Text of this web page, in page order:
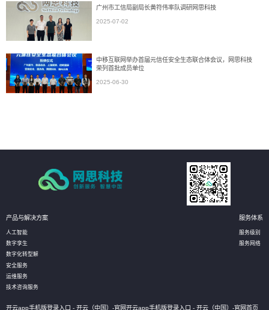
广州市工信局副局长黄符伟率队调研网思科技
2025-07-02
中移互联网举办首届元信任安全生态联合体会议，网思科技
荣列首批成员单位
2025-06-30
产品与解决方案
人工智能
数字孪生
数字化转型解
安全服务
运维服务
技术咨询服务
服务体系
服务级别
服务网络
开云app手机版登录入口 - 开云（中国）-官网开云app手机版登录入口 - 开云（中国）-官网首页